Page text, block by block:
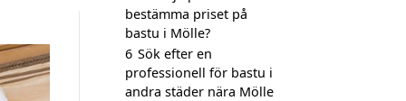
bestämma priset på
bastu i Mölle?
6 Sök efter en
professionell för bastu i
andra städer nära Mölle